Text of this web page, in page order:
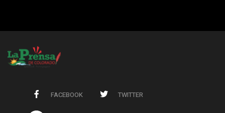
FACEBOOK TWITTER